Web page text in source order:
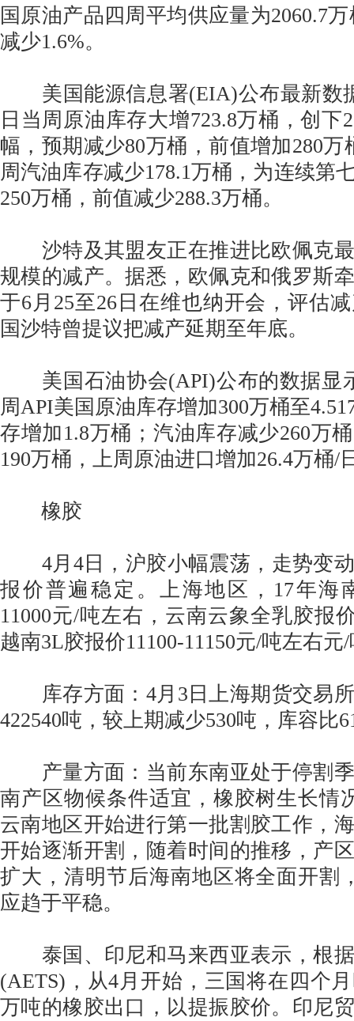
国原油产品四周平均供应量为2060.7
减少1.6%。
美国能源信息署(EIA)公布最新数
日当周原油库存大增723.8万桶，创下
幅，预期减少80万桶，前值增加280万
周汽油库存减少178.1万桶，为连续第
250万桶，前值减少288.3万桶。
沙特及其盟友正在推进比欧佩克最
规模的减产。据悉，欧佩克和俄罗斯
于6月25至26日在维也纳开会，评估
国沙特曾提议把减产延期至年底。
美国石油协会(API)公布的数据显
周API美国原油库存增加300万桶至
存增加1.8万桶；汽油库存减少260万
190万桶，上周原油进口增加26.4万桶/
橡胶
4月4日，沪胶小幅震荡，走势变动
报价普遍稳定。上海地区，17年海
11000元/吨左右，云南云象全乳胶报
越南3L胶报价11100-11150元/吨左右元
库存方面：4月3日上海期货交易所
422540吨，较上期减少530吨，库容比
产量方面：当前东南亚处于停割季
南产区物候条件适宜，橡胶树生长情
云南地区开始进行第一批割胶工作，
开始逐渐开割，随着时间的推移，产
扩大，清明节后海南地区将全面开割
应趋于平稳。
泰国、印尼和马来西亚表示，根据
(AETS)，从4月开始，三国将在四个
万吨的橡胶出口，以提振胶价。印尼